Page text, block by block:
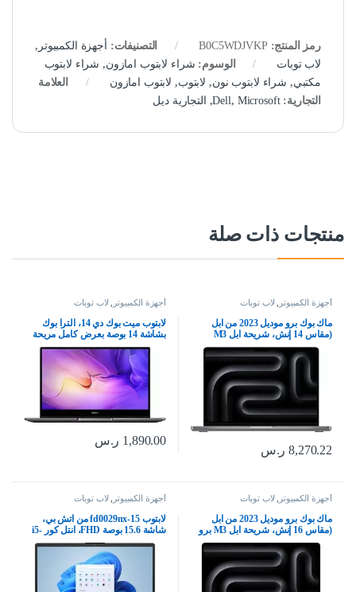
رمز المنتج: B0C5WDJVKP التصنيفات: أجهزة الكمبيوتر ,
لاب توبات
الوسوم: شراء لابتوب امازون, شراء لابتوب
مكتبي, شراء لابتوب نون, لابتوب, لابتوب امازون
العلامة
التجارية:
Dell, Microsoft
, التجارية ديل
منتجات ذات صلة
أجهزة الكمبيوتر لاب توبات
ماك بوك برو موديل 2023 من ابل
(مقاس 14 إنش، شريحة ابل M3
بوحدة معالجة مركزية ثمانية النوى
رمادي فلكي؛ العربية/الإنجليزية
8,270.22 ر.س
أجهزة الكمبيوتر لاب توبات
لابتوب ميت بوك دي 14، الترا بوك
بشاشة 14 بوصة بعرض كامل مريحة
للعين 1080P ومعالج انتل كور i5 الجيل
11 وزر طاقة ببصمة إصبع وشاحن
محمول كبير 65 واط بسعة 8
هواوي، رمادي
1,890.00 ر.س
أجهزة الكمبيوتر لاب توبات
ماك بوك برو موديل 2023 من ابل
(مقاس 16 إنش، شريحة ابل M3 برو
بوحدة معالجة مركزية مع 12 نواة
أسود فلكي؛ العربية/الإنجليزية
أجهزة الكمبيوتر لاب توبات
لابتوب 15-fd0029nx من اتش بي،
شاشة 15.6 بوصة FHD، انتل كور i5-
1334U الجيل 13، بطاقة رسومات انتل
ويندوز 11 هوم، فضي طبيعي-
9P7P3EA